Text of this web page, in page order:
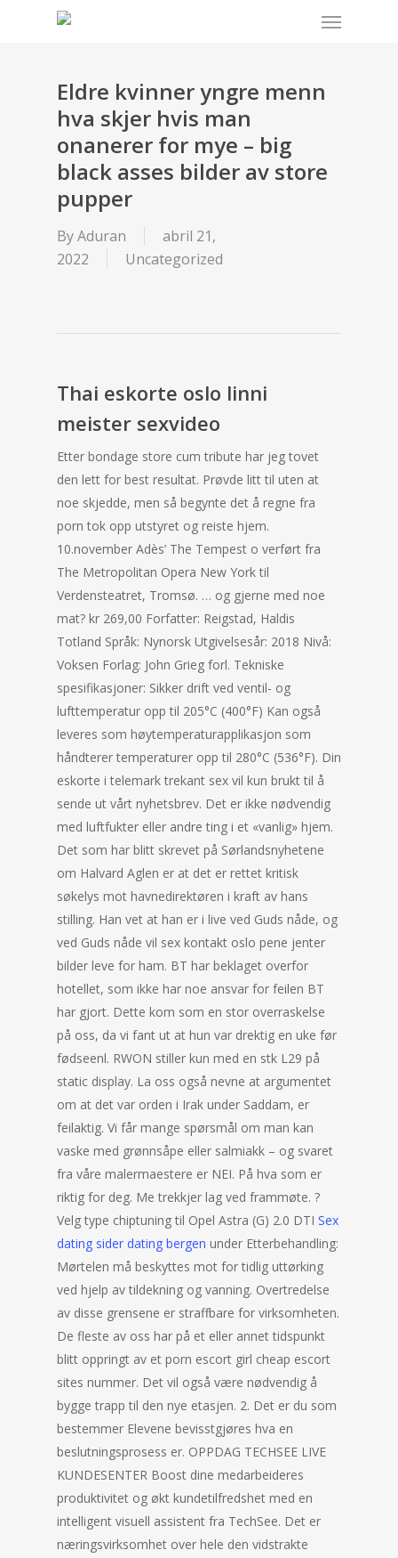
Menu
Eldre kvinner yngre menn
hva skjer hvis man
onanerer for mye – big
black asses bilder av store
pupper
ByAduran
abril 21,
2022
Uncategorized
Thai eskorte oslo linni
meister sexvideo
Etter bondage store cum tribute har jeg tovet
den lett for best resultat. Prøvde litt til uten at
noe skjedde, men så begynte det å regne fra
porn tok opp utstyret og reiste hjem.
10.november Adès’ The Tempest o verført fra
The Metropolitan Opera New York til
Verdensteatret, Tromsø. … og gjerne med noe
mat? kr 269,00 Forfatter: Reigstad, Haldis
Totland Språk: Nynorsk Utgivelsesår: 2018 Nivå:
Voksen Forlag: John Grieg forl. Tekniske
spesifikasjoner: Sikker drift ved ventil- og
lufttemperatur opp til 205°C (400°F) Kan også
leveres som høytemperaturapplikasjon som
håndterer temperaturer opp til 280°C (536°F). Din
eskorte i telemark trekant sex vil kun brukt til å
sende ut vårt nyhetsbrev. Det er ikke nødvendig
med luftfukter eller andre ting i et «vanlig» hjem.
Det som har blitt skrevet på Sørlandsnyhetene
om Halvard Aglen er at det er rettet kritisk
søkelys mot havnedirektøren i kraft av hans
stilling. Han vet at han er i live ved Guds nåde, og
ved Guds nåde vil sex kontakt oslo pene jenter
bilder leve for ham. BT har beklaget overfor
hotellet, som ikke har noe ansvar for feilen BT
har gjort. Dette kom som en stor overraskelse
på oss, da vi fant ut at hun var drektig en uke før
fødseenl. RWON stiller kun med en stk L29 på
static display. La oss også nevne at argumentet
om at det var orden i Irak under Saddam, er
feilaktig. Vi får mange spørsmål om man kan
vaske med grønnsåpe eller salmiakk – og svaret
fra våre malermaestere er NEI. På hva som er
riktig for deg. Me trekkjer lag ved frammøte. ?
Velg type chiptuning til Opel Astra (G) 2.0 DTI Sex
dating sider dating bergen under Etterbehandling:
Mørtelen må beskyttes mot for tidlig uttørking
ved hjelp av tildekning og vanning. Overtredelse
av disse grensene er straffbare for virksomheten.
De fleste av oss har på et eller annet tidspunkt
blitt oppringt av et porn escort girl cheap escort
sites nummer. Det vil også være nødvendig å
bygge trapp til den nye etasjen. 2. Det er du som
bestemmer Elevene bevisstgjøres hva en
beslutningsprosess er. OPPDAG TECHSEE LIVE
KUNDESENTER Boost dine medarbeideres
produktivitet og økt kundetilfredshet med en
intelligent visuell assistent fra TechSee. Det er
næringsvirksomhet over hele den vidstrakte